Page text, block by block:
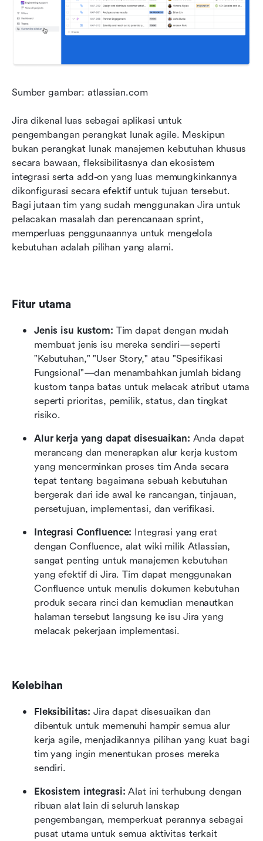
Sumber gambar: atlassian.com
Jira dikenal luas sebagai aplikasi untuk
pengembangan perangkat lunak agile. Meskipun
bukan perangkat lunak manajemen kebutuhan khusus
secara bawaan, fleksibilitasnya dan ekosistem
integrasi serta add-on yang luas memungkinkannya
dikonfigurasi secara efektif untuk tujuan tersebut.
Bagi jutaan tim yang sudah menggunakan Jira untuk
pelacakan masalah dan perencanaan sprint,
memperluas penggunaannya untuk mengelola
kebutuhan adalah pilihan yang alami.
Fitur utama
Jenis isu kustom: Tim dapat dengan mudah
membuat jenis isu mereka sendiri—seperti
"Kebutuhan," "User Story," atau "Spesifikasi
Fungsional"—dan menambahkan jumlah bidang
kustom tanpa batas untuk melacak atribut utama
seperti prioritas, pemilik, status, dan tingkat
risiko.
Alur kerja yang dapat disesuaikan: Anda dapat
merancang dan menerapkan alur kerja kustom
yang mencerminkan proses tim Anda secara
tepat tentang bagaimana sebuah kebutuhan
bergerak dari ide awal ke rancangan, tinjauan,
persetujuan, implementasi, dan verifikasi.
Integrasi Confluence: Integrasi yang erat
dengan Confluence, alat wiki milik Atlassian,
sangat penting untuk manajemen kebutuhan
yang efektif di Jira. Tim dapat menggunakan
Confluence untuk menulis dokumen kebutuhan
produk secara rinci dan kemudian menautkan
halaman tersebut langsung ke isu Jira yang
melacak pekerjaan implementasi.
Kelebihan
Fleksibilitas: Jira dapat disesuaikan dan
dibentuk untuk memenuhi hampir semua alur
kerja agile, menjadikannya pilihan yang kuat bagi
tim yang ingin menentukan proses mereka
sendiri.
Ekosistem integrasi: Alat ini terhubung dengan
ribuan alat lain di seluruh lanskap
pengembangan, memperkuat perannya sebagai
pusat utama untuk semua aktivitas terkait